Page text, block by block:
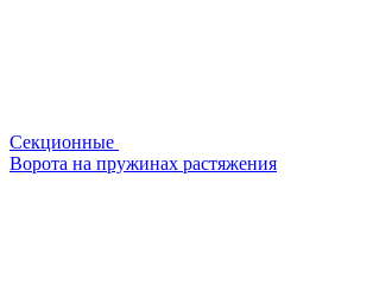
Секционные
Ворота на пружинах растяжения